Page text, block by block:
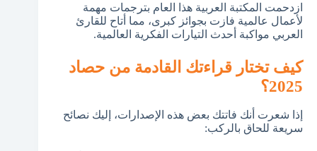
ازدحمت المكتبة العربية هذا العام بترجمات مهمة
لأعمال عالمية فازت بجوائز كبرى، مما أتاح للقارئ
العربي مواكبة أحدث التيارات الفكرية العالمية.
كيف تختار قراءتك القادمة من حصاد
2025؟
إذا شعرت أنك فاتتك بعض هذه الإصدارات، إليك نصائح
سريعة للحاق بالركب: